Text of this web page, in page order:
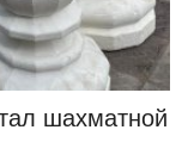
шахматной